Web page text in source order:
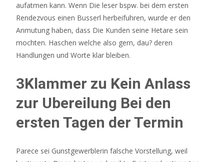
aufatmen kann. Wenn Die leser bspw. bei dem ersten
Rendezvous einen Busserl herbeifuhren, wurde er den
Anmutung haben, dass Die Kunden seine Hetare sein
mochten. Haschen welche also gern, dau? deren
Handlungen und Worte klar bleiben.
3Klammer zu Kein Anlass
zur Ubereilung Bei den
ersten Tagen der Termin
Parece sei Gunstgewerblerin falsche Vorstellung, weil